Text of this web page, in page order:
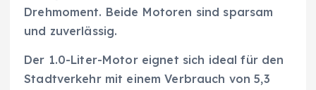
Drehmoment. Beide Motoren sind sparsam
und zuverlässig.
Der 1.0-Liter-Motor eignet sich ideal für den
Stadtverkehr mit einem Verbrauch von 5,3